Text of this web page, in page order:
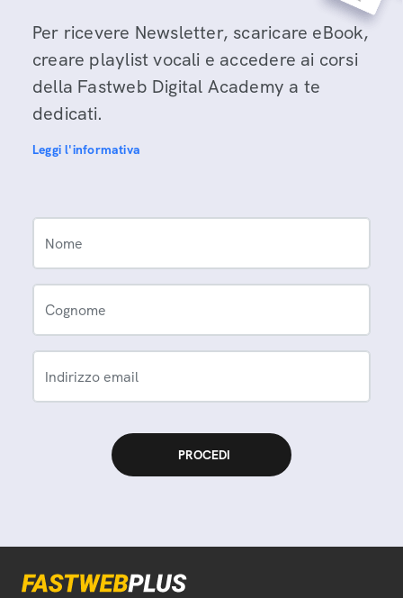
Per ricevere Newsletter, scaricare eBook,
creare playlist vocali e accedere ai corsi
della Fastweb Digital Academy a te
dedicati.
Leggi l'informativa
Nome
Cognome
Indirizzo email